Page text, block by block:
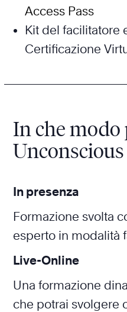
Access Pass
Kit del facilitatore
Certificazione
In che
Unconscious
In presenza
Formazione svolta
esperto in modalità
Live-Online
Una formazione
che potrai svolgere